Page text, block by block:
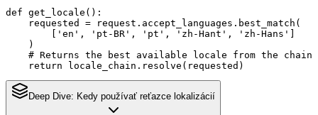
def get_locale():
    requested = request.accept_languages.best_match(
        ['en', 'pt-BR', 'pt', 'zh-Hant', 'zh-Hans']
    )
    # Returns the best available locale from the chain
    return locale_chain.resolve(requested)
Deep Dive: Kedy používať reťazce lokalizácií